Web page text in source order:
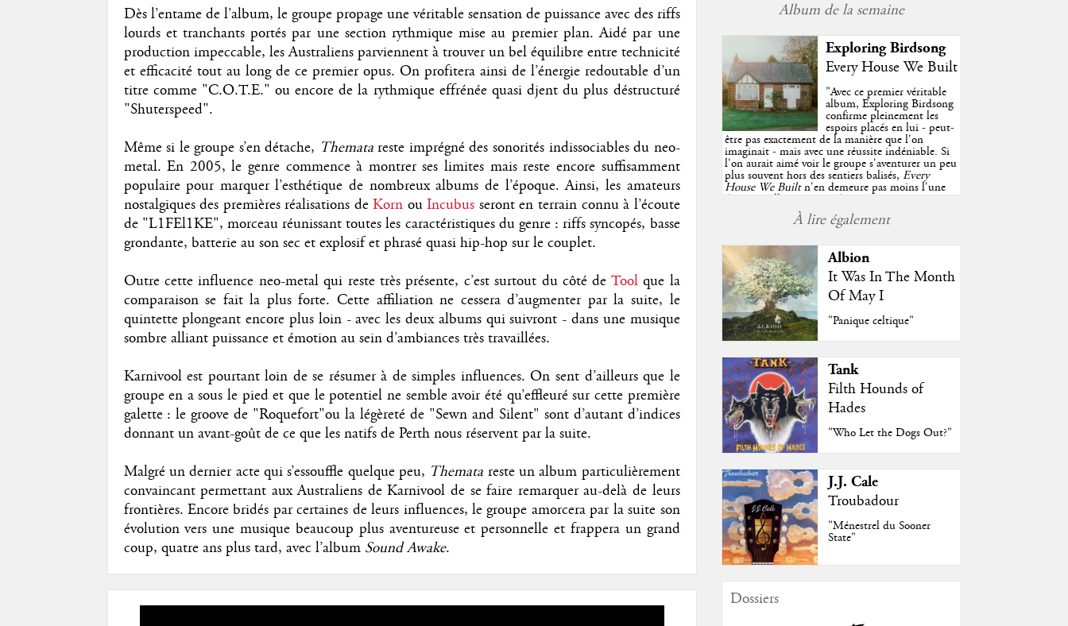
Dès l’entame de l’album, le groupe propage une véritable sensation de puissance avec des riffs
lourds et tranchants portés par une section rythmique mise au premier plan. Aidé par une
production impeccable, les Australiens parviennent à trouver un bel équilibre entre technicité
et efficacité tout au long de ce premier opus. On profitera ainsi de l’énergie redoutable d’un
titre comme "C.O.T.E." ou encore de la rythmique effrénée quasi djent du plus déstructuré
"Shuterspeed".
Même si le groupe s’en détache, Thematareste imprégné des sonorités indissociables du neo-
metal. En 2005, le genre commence à montrer ses limites mais reste encore suffisamment
populaire pour marquer l’esthétique de nombreux albums de l’époque. Ainsi, les amateurs
nostalgiques des premières réalisations deKorn ouIncubus seront en terrain connu à l’écoute
de "L1FEl1KE", morceau réunissant toutes les caractéristiques du genre : riffs syncopés, basse
grondante, batterie au son sec et explosif et phrasé quasi hip-hop sur le couplet.
Outre cette influence neo-metal qui reste très présente, c’est surtout du côté de Toolque la
comparaison se fait la plus forte. Cette affiliation ne cessera d’augmenter par la suite, le
quintette plongeant encore plus loin - avec les deux albums qui suivront - dans une musique
sombre alliant puissance et émotion au sein d’ambiances très travaillées.
Karnivool est pourtant loin de se résumer à de simples influences. On sent d’ailleurs que le
groupe en a sous le pied et que le potentiel ne semble avoir été qu’effleuré sur cette première
galette : le groove de "Roquefort"ou la légèreté de "Sewn and Silent" sont d’autant d’indices
donnant un avant-goût de ce que les natifs de Perth nous réservent par la suite.
Malgré un dernier acte qui s’essouffle quelque peu, Themata reste un album particulièrement
convaincant permettant aux Australiens de Karnivool de se faire remarquer au-delà de leurs
frontières. Encore bridés par certaines de leurs influences, le groupe amorcera par la suite son
évolution vers une musique beaucoup plus aventureuse et personnelle et frappera un grand
coup, quatre ans plus tard, avec l’album Sound Awake.
Album de la semaine
Exploring Birdsong
Every House We Built
"Avec ce premier véritable
album, Exploring Birdsong
confirme pleinement les
espoirs placés en lui - peut-
être pas exactement de la manière que l'on
imaginait - mais avec une réussite indéniable. Si
l'on aurait aimé voir le groupe s'aventurer un peu
plus souvent hors des sentiers balisés,Every
House We Builtn'en demeure pas moins l'une
des très belles surprises de cette année, porté par
plusieurs morceaux qui trouveront sans difficulté
une place de choix dans vos playlists estivales.
À lire également
Albion
It Was In The Month
Of May I
"Panique celtique"
Tank
Filth Hounds of
Hades
"Who Let the Dogs Out?"
J.J. Cale
Troubadour
"Ménestrel du Sooner
State"
Dossiers